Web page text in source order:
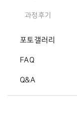
과정후기
포토갤러리
FAQ
Q&A